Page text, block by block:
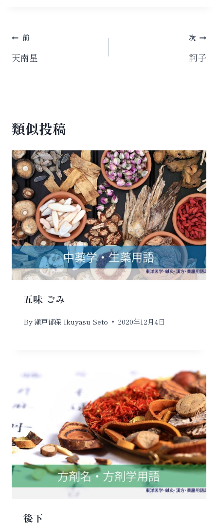
投
稿
ゲ
ー
シ
ョ
ン
前
天南星
次
訶子
類似投稿
五味 ごみ
By瀬戸郁保 Ikuyasu Seto 2020年12月4日
後下